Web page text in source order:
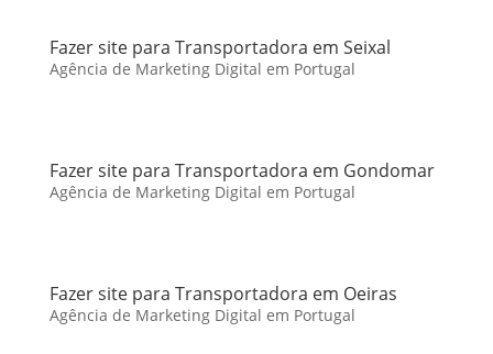
Fazer site para Transportadora em Seixal
Agência de Marketing Digital em Portugal
Fazer site para Transportadora em Gondomar
Agência de Marketing Digital em Portugal
Fazer site para Transportadora em Oeiras
Agência de Marketing Digital em Portugal